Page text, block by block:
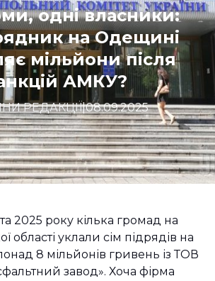
одні власники:
на Одещині
мільйони після
АМКУ?
РЕДАКЦІЇ|08.09.2025
2025 року кілька громад на
області уклали сім підрядів на
8 мільйонів гривень із ТОВ
завод». Хоча фірма